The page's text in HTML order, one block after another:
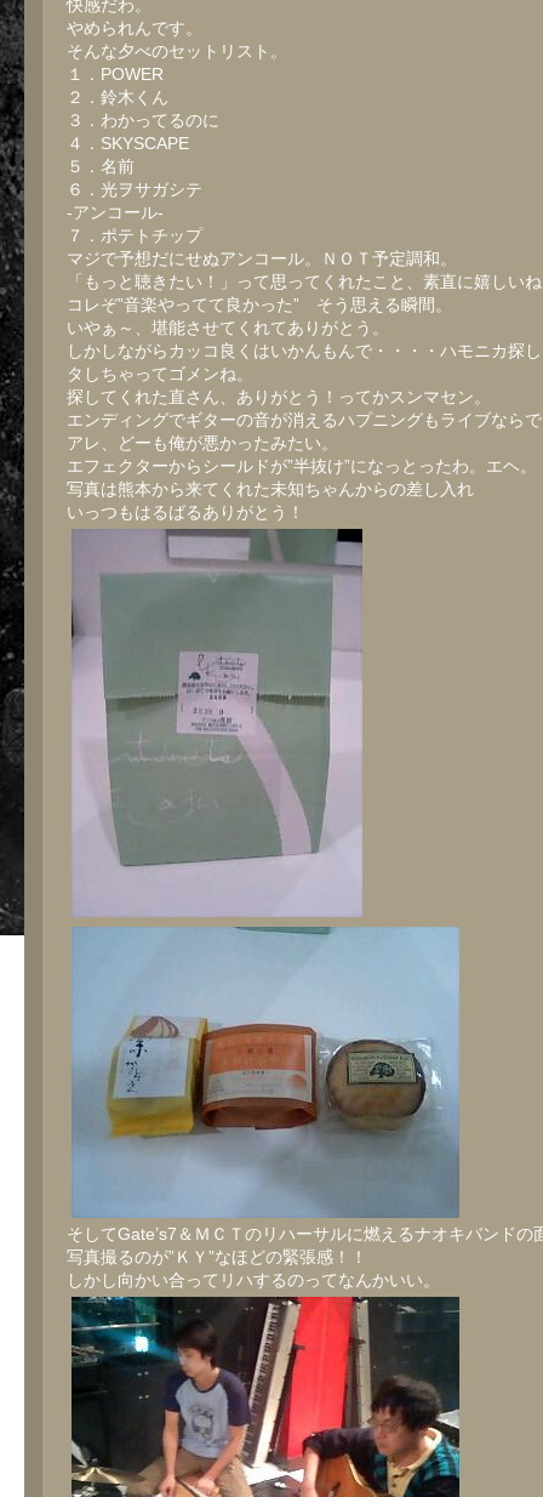
快感だわ。
やめられんです。
そんな夕べのセットリスト。
１．POWER
２．鈴木くん
３．わかってるのに
４．SKYSCAPE
５．名前
６．光ヲサガシテ
-アンコール-
７．ポテトチップ
マジで予想だにせぬアンコール。ＮＯＴ予定調和。
「もっと聴きたい！」って思ってくれたこと、素直に嬉しい
コレぞ”音楽やってて良かった” そう思える瞬間。
いやぁ～、堪能させてくれてありがとう。
しかしながらカッコ良くはいかんもんで・・・・ハモニカ探
タしちゃってゴメンね。
探してくれた直さん、ありがとう！ってかスンマセン。
エンディングでギターの音が消えるハプニングもライブなら
アレ、どーも俺が悪かったみたい。
エフェクターからシールドが”半抜け”になっとったわ。エヘ。
写真は熊本から来てくれた未知ちゃんからの差し入れ
いっつもはるばるありがとう！
そしてGate’s7＆ＭＣＴのリハーサルに燃えるナオキバンドの
写真撮るのが”ＫＹ”なほどの緊張感！！
しかし向かい合ってリハするのってなんかいい。